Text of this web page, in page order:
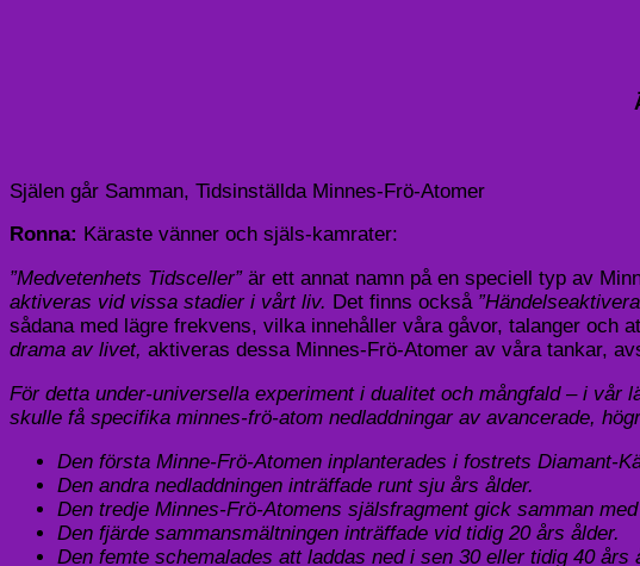
Själen går Samman, Tidsinställda Minnes-Frö-Atomer
Ronna: Käraste vänner och själs-kamrater:
”Medvetenhets Tidsceller” är ett annat namn på en speciell typ av
aktiveras vid vissa stadier i vårt liv. Det finns också
sådana med lägre frekvens, vilka innehåller våra gåvor, talanger och
drama av livet, aktiveras dessa Minnes-Frö-Atomer av våra tankar,
För detta under-universella experiment i dualitet och mångfald – i
skulle få specifika minnes-frö-atom nedladdningar av avancerade,
Den första Minne-Frö-Atomen inplanterades i fostrets Diamant-
Den andra nedladdningen inträffade runt sju års ålder.
Den tredje Minnes-Frö-Atomens själsfragment gick samman
Den fjärde sammansmältningen inträffade vid tidig 20 års ålder.
Den femte schemalades att laddas ned i sen 30 eller tidig 40 års